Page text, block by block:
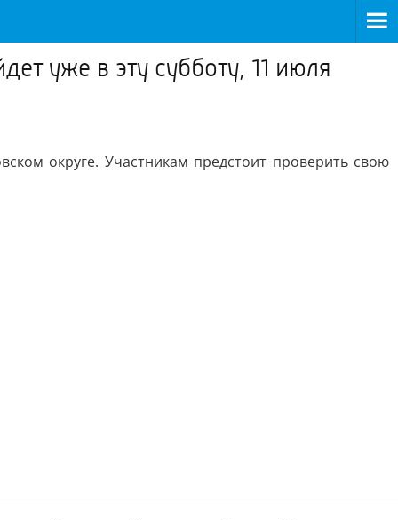
уже в эту субботу, 11 июля
округе. Участникам предстоит проверить свою